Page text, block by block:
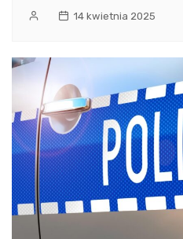
14 kwietnia 2025